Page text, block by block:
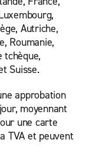
Autriche,
Roumanie,
tchèque,
Suisse.
approbation
moyennant
une carte
TVA et peuvent